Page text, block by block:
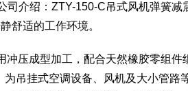
司介绍：ZTY-150-C吊式风机弹簧
舒适的工作环境。
冲压成型加工，配合天然橡胶零组
吊挂式空调设备、风机及大小管路